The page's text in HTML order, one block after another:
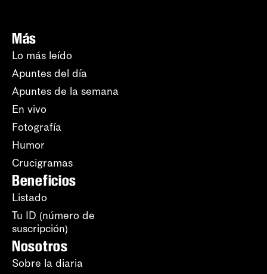
Más
Lo más leído
Apuntes del día
Apuntes de la semana
En vivo
Fotografía
Humor
Crucigramas
Beneficios
Listado
Tu ID (número de
suscripción)
Nosotros
Sobre la diaria